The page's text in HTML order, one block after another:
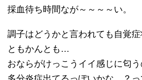
採血待ち時間なが～～～～い。
調子はどうかと言われても自覚
ともかんとも…
おならがけっこうイイ感じに匂